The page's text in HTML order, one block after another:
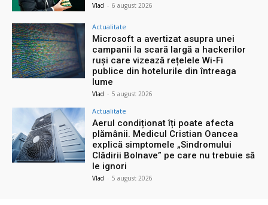
Vlad - 6 august 2026
Actualitate
Microsoft a avertizat asupra unei
campanii la scară largă a hackerilor
ruși care vizează rețelele Wi-Fi
publice din hotelurile din întreaga
lume
Vlad - 5 august 2026
Actualitate
Aerul condiționat îți poate afecta
plămânii. Medicul Cristian Oancea
explică simptomele „Sindromului
Clădirii Bolnave” pe care nu trebuie să
le ignori
Vlad - 5 august 2026